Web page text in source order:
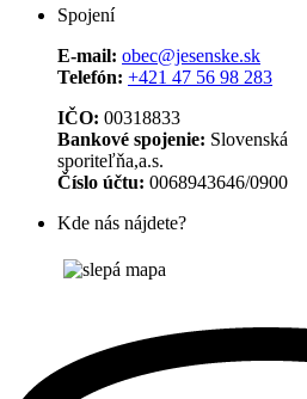
Spojení
E-mail: obec@jesenske.sk
Telefón: +421 47 56 98 283
IČO: 00318833
Bankové spojenie: Slovenská
sporiteľňa,a.s.
Číslo účtu: 0068943646/0900
Kde nás nájdete?